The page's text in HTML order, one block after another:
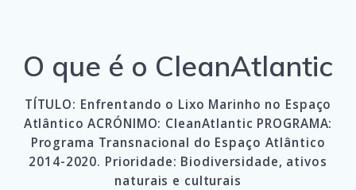
O que é o CleanAtlantic
TÍTULO: Enfrentando o Lixo Marinho no Espaço
Atlântico ACRÓNIMO: CleanAtlantic PROGRAMA:
Programa Transnacional do Espaço Atlântico
2014-2020. Prioridade: Biodiversidade, ativos
naturais e culturais